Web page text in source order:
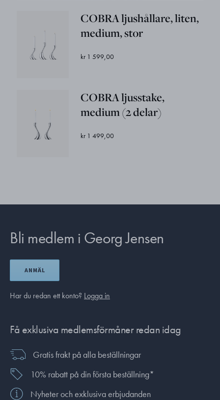
COBRA ljushållare, liten,
medium, stor
kr 1 599,00
COBRA ljusstake,
medium (2 delar)
kr 1 499,00
Bli medlem i Georg Jensen
ANMÄL
Har du redan ett konto? Logga in
Få exklusiva medlemsförmåner redan idag
Gratis frakt på alla beställningar
10% rabatt på din första beställning*
Nyheter och exklusiva erbjudanden